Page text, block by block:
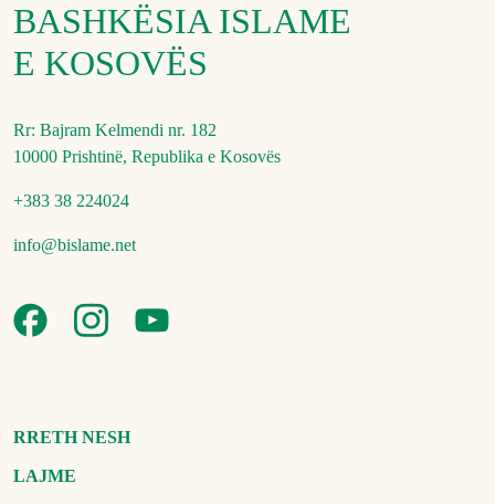
BASHKËSIA ISLAME
E KOSOVËS
Rr: Bajram Kelmendi nr. 182
10000 Prishtinë, Republika e Kosovës
+383 38 224024
info@bislame.net
RRETH NESH
LAJME